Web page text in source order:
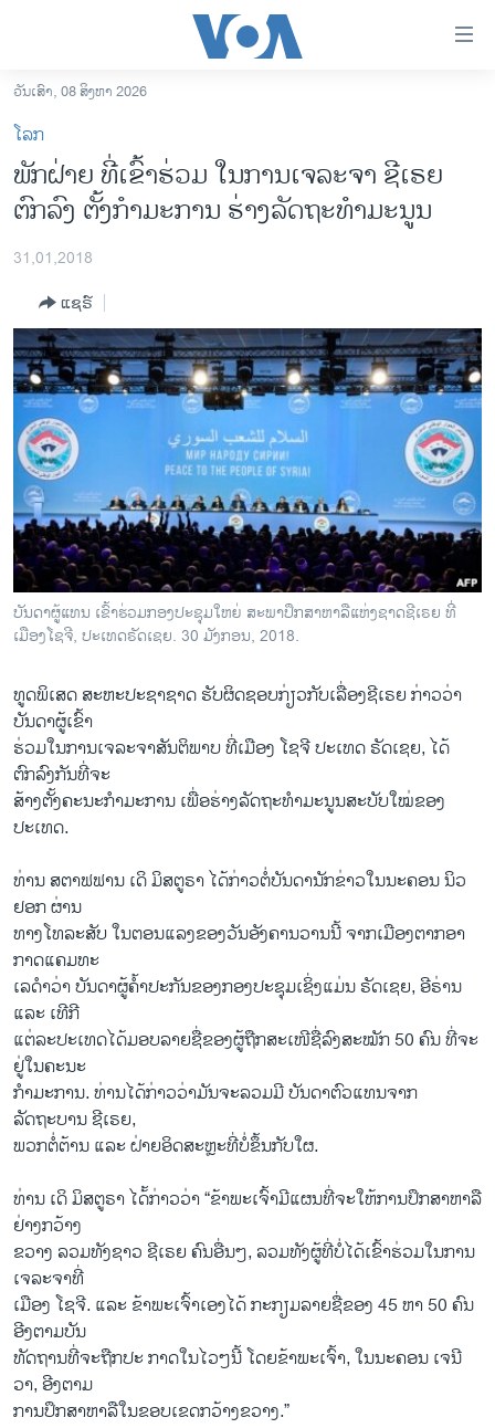
ເຂົ້າ
ຫາ
ຂ້າມ
ຂ້າມ
ຂ້າມ
ຫາ
ລາວ
ອາເມຣິກາ
ຂ່າວ​ຈີນ
ໂລກ
ເອເຊຍ
ອິດສະຫຼະພາບດ້ານການຂ່າວ
ຊີວິດຊາວລາວ
ຊຸມຊົນຊາວລາວ
ວິທະຍາສາດ-ເທັກໂນໂລຈີ
ທຸລະກິດ
ພາສາອັງກິດ
ວີດີໂອ
ລາຍການກະຈາຍສຽງ
ລາຍງານ
ຕິດຕາມພວກເຮົາ ທີ່
ພາສາຕ່າງໆ
ວັນເສົາ, 08 ສິງຫາ 2026
ໂລກ
ພັກຝ່າຍ ທີ່ເຂົ້າຮ່ວມ ໃນການເຈລະຈາ ຊີເຣຍ
ຕົກລົງ ຕັ້ງກຳມະການ ຮ່າງລັດຖະທຳມະນູນ
31,01,2018
ແຊຣ໌
ບັນດາຜູ້ແທນ ເຂົ້າຮ່ວມກອງປະຊຸມໃຫຍ່ ສະພາປຶກສາຫາລືແຫ່ງຊາດຊີເຣຍ ທີ່
ເມືອງໂຊຈີ, ປະເທດຣັດເຊຍ. 30 ມັງກອນ, 2018.
ທູດພິເສດ ສະຫະປະຊາຊາດ ຮັບຜິດຊອບກ່ຽວກັບເລື່ອງຊີເຣຍ ກ່າວວ່າ
ບັນດາຜູ້ເຂົ້າ
ຮ່ວມໃນການເຈລະຈາສັນຕິພາບ ທີ່ເມືອງ ໂຊຈີ ປະເທດ ຣັດເຊຍ, ໄດ້
ຕົກລົງກັນທີ່ຈະ
ສ້າງຕັ້ງຄະນະກຳມະການ ເພື່ອຮ່າງລັດຖະທຳມະນູນສະບັບໃໝ່ຂອງ
ປະເທດ.
ທ່ານ ສຕາຟຟານ ເດິ ມິສຕູຣາ ໄດ້ກ່າວຕໍ່ບັນດານັກຂ່າວໃນນະຄອນ ນິວ
ຢອກ ຜ່ານ
ທາງໂທລະສັບ ໃນຕອນແລງຂອງວັນອັງຄານວານນີ້ ຈາກເມືອງຕາກອາ
ກາດແຄມທະ
ເລດຳວ່າ ບັນດາຜູ້ຄໍ້າປະກັນຂອງກອງປະຊຸມເຊິ່ງແມ່ນ ຣັດເຊຍ, ອີຣ່ານ
ແລະ ເທີກີ
ແຕ່ລະປະເທດໄດ້ມອບລາຍຊື່ຂອງຜູ້ຖືກສະເໜີຊື່ລົງສະໝັກ 50 ຄົນ ທີ່ຈະ
ຢູ່ໃນຄະນະ
ກຳມະການ. ທ່ານໄດ້ກ່າວວ່າມັນຈະລວມມີ ບັນດາຕົວແທນຈາກ
ລັດຖະບານ ຊີເຣຍ,
ພວກຕໍ່ຕ້ານ ແລະ ຝ່າຍອິດສະຫຼະທີ່ບໍ່ຂຶ້ນກັບໃຜ.
ທ່ານ ເດິ ມິສຕູຣາ ໄດ້້ກ່າວວ່າ “ຂ້າພະເຈົ້າມີແຜນທີ່ຈະໃຫ້ການປຶກສາຫາລື
ຢ່າງກວ້າງ
ຂວາງ ລວມທັງຊາວ ຊີເຣຍ ຄົນອື່ນໆ, ລວມທັງຜູ້ທີ່ບໍ່ໄດ້ເຂົ້າຮ່ວມໃນການ
ເຈລະຈາທີ່
ເມືອງ ໂຊຈີ. ແລະ ຂ້າພະເຈົ້າເອງໄດ້ ກະກຽມລາຍຊື່ຂອງ 45 ຫາ 50 ຄົນ
ອີງຕາມບັນ
ທັດຖານທີ່ຈະຖືກປະ ກາດໃນໄວໆນີ້ ໂດຍຂ້າພະເຈົ້າ, ໃນນະຄອນ ເຈນີ
ວາ, ອີງຕາມ
ການປຶກສາຫາລືໃນຂອບເຂດກວ້າງຂວາງ.”